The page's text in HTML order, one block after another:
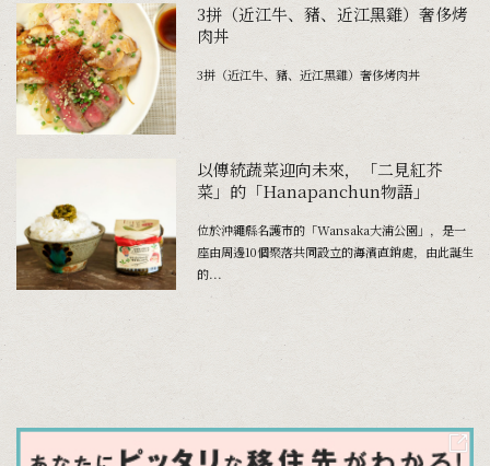
3拼（近江牛、豬、近江黑雞）奢侈烤
肉丼
3拼（近江牛、豬、近江黑雞）奢侈烤肉丼
以傳統蔬菜迎向未來，「二見紅芥
菜」的「Hanapanchun物語」
位於沖繩縣名護市的「Wansaka大浦公園」，是一
座由周邊10個聚落共同設立的海濱直銷處，由此誕生
的...